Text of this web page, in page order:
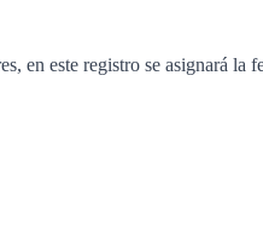
en este registro se asignará la